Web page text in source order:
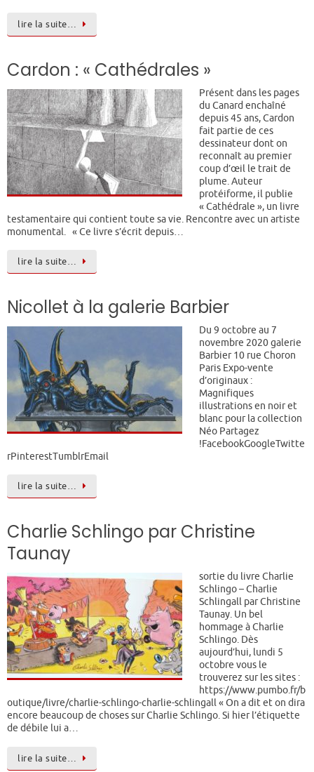
lire la suite…
Cardon : « Cathédrales »
Présent dans les pages
du Canard enchaîné
depuis 45 ans, Cardon
fait partie de ces
dessinateur dont on
reconnaît au premier
coup d’œil le trait de
plume. Auteur
protéiforme, il publie
« Cathédrale », un livre
testamentaire qui contient toute sa vie. Rencontre avec un artiste
monumental. « Ce livre s’écrit depuis…
lire la suite…
Nicollet à la galerie Barbier
Du 9 octobre au 7
novembre 2020 galerie
Barbier 10 rue Choron
Paris Expo-vente
d’originaux :
Magnifiques
illustrations en noir et
blanc pour la collection
Néo Partagez
!FacebookGoogleTwitte
rPinterestTumblrEmail
lire la suite…
Charlie Schlingo par Christine
Taunay
sortie du livre Charlie
Schlingo – Charlie
Schlingall par Christine
Taunay. Un bel
hommage à Charlie
Schlingo. Dès
aujourd’hui, lundi 5
octobre vous le
trouverez sur les sites :
https://www.pumbo.fr/b
outique/livre/charlie-schlingo-charlie-schlingall « On a dit et on dira
encore beaucoup de choses sur Charlie Schlingo. Si hier l’étiquette
de débile lui a…
lire la suite…